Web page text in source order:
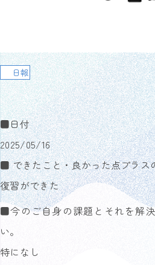
日報
■日付
2025/05/16
■ できたこと・良かった点プラス
復習ができた
■今のご自身の課題とそれを解
い。
特になし